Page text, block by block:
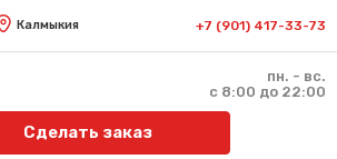
Калмыкия +7 (901) 417-33-73
пн. - вс.
с 8:00 до 22:00
Сделать заказ